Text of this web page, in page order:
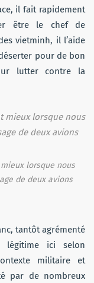
il fait rapidement
être le chef de
vietminh, il l’aide
pour de bon
lutter contre la
lorsque nous
de deux avions
tantôt agrémenté
légitime ici selon
militaire et
par de nombreux